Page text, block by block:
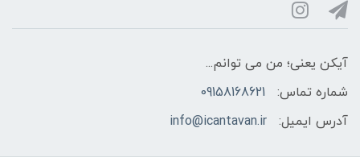
آیکن یعنی؛ من می توانم...
شماره تماس:
09158168621
آدرس ایمیل:
info@icantavan.ir